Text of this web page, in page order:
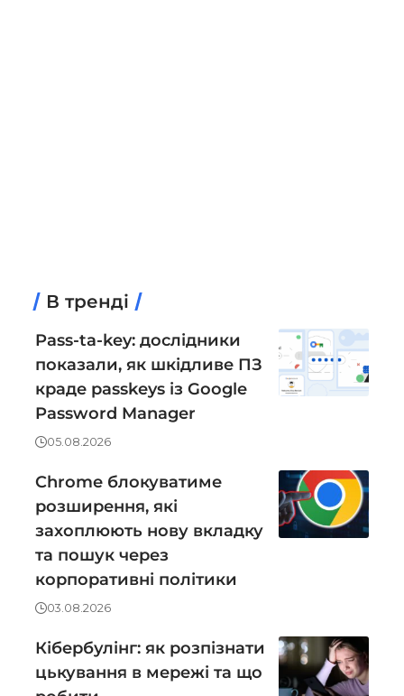
В тренді
Pass-ta-key: дослідники
показали, як шкідливе ПЗ
краде passkeys із Google
Password Manager
05.08.2026
Chrome блокуватиме
розширення, які
захоплюють нову вкладку
та пошук через
корпоративні політики
03.08.2026
Кібербулінг: як розпізнати
цькування в мережі та що